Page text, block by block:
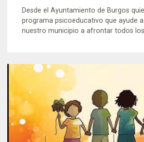
Desde el Ayuntamiento de Burgos
programa psicoeducativo que ayude
nuestro municipio a afrontar todos